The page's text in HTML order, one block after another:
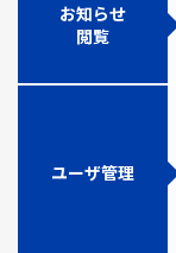
お知らせ
閲覧
ユーザ管理